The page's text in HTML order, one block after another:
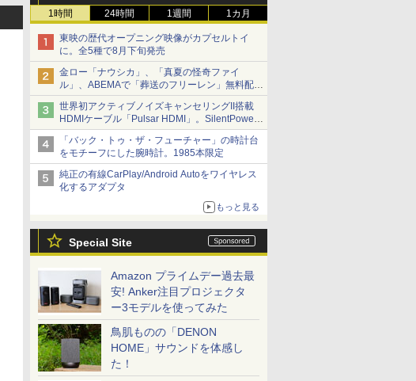
1時間 24時間 1週間 1カ月
東映の歴代オープニング映像がカプセルトイ
に。全5種で8月下旬発売
金ロー「ナウシカ」、「真夏の怪奇ファイ
ル」、ABEMAで「葬送のフリーレン」無料配信
など。夏の特番・配信情報
世界初アクティブノイズキャンセリングII搭載
HDMIケーブル「Pulsar HDMI」。SilentPower
から
「バック・トゥ・ザ・フューチャー」の時計台
をモチーフにした腕時計。1985本限定
純正の有線CarPlay/Android Autoをワイヤレス
化するアダプタ
もっと見る
Special Site
Amazon プライムデー過去最
安! Anker注目プロジェクタ
ー3モデルを使ってみた
鳥肌ものの「DENON
HOME」サウンドを体感し
た！